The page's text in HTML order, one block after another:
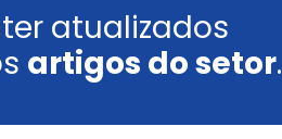
atualizados
artigos do setor.